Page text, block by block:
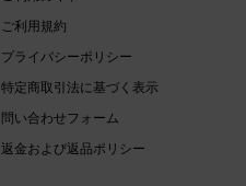
ご利用規約
プライバシーポリシー
特定商取引法に基づく表示
問い合わせフォーム
返金および返品ポリシー